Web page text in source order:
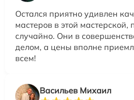
Остался приятно удивлен
мастеров в этой мастерской,
случайно. Они в
делом, а цены вполне
всем!
Васильев Михаил